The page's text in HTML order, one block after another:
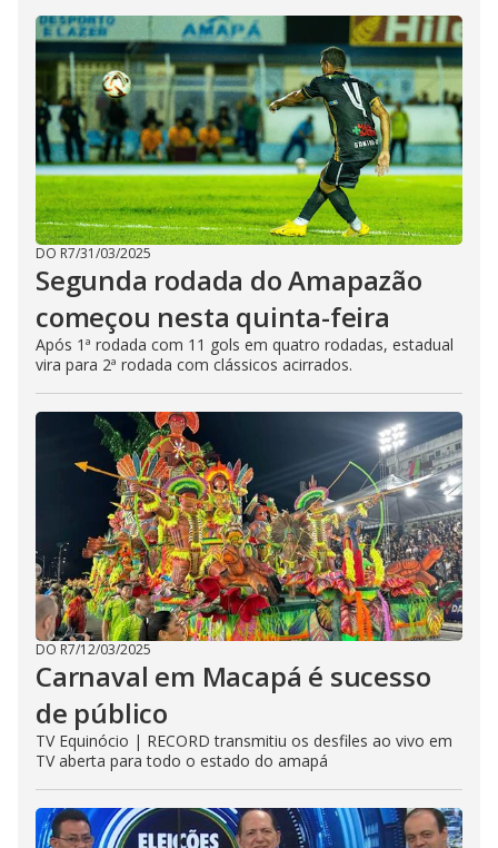
DO R7/31/03/2025
Segunda rodada do Amapazão
começou nesta quinta-feira
Após 1ª rodada com 11 gols em quatro rodadas, estadual
vira para 2ª rodada com clássicos acirrados.
DO R7/12/03/2025
Carnaval em Macapá é sucesso
de público
TV Equinócio | RECORD transmitiu os desfiles ao vivo em
TV aberta para todo o estado do amapá